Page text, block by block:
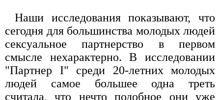
Наши исследования показывают, что
сегодня для большинства молодых людей
сексуальное партнерство в первом
смысле нехарактерно. В исследовании
"Партнер I" среди 20-летних молодых
людей самое большее одна треть
считала, что нечто подобное они уже